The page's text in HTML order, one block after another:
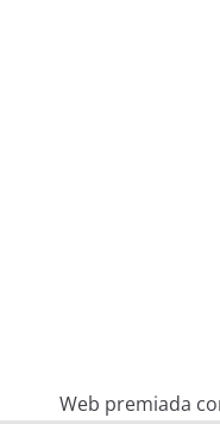
Web premiada